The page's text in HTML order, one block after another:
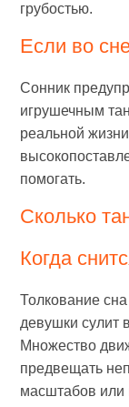
грубостью.
Если во
Сонник
игрушечным
реальной
помогать.
Сколько
Когда
Толкование
девушки сулит
Множество
предвещать
масштабов или